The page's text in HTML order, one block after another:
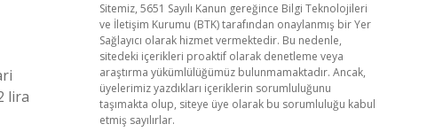
lira
Sitemiz, 5651 Sayılı Kanun gereğince Bilgi Teknolojileri
ve İletişim Kurumu (BTK) tarafından onaylanmış bir Yer
Sağlayıcı olarak hizmet vermektedir. Bu nedenle,
sitedeki içerikleri proaktif olarak denetleme veya
araştırma yükümlülüğümüz bulunmamaktadır. Ancak,
üyelerimiz yazdıkları içeriklerin sorumluluğunu
taşımakta olup, siteye üye olarak bu sorumluluğu kabul
etmiş sayılırlar.